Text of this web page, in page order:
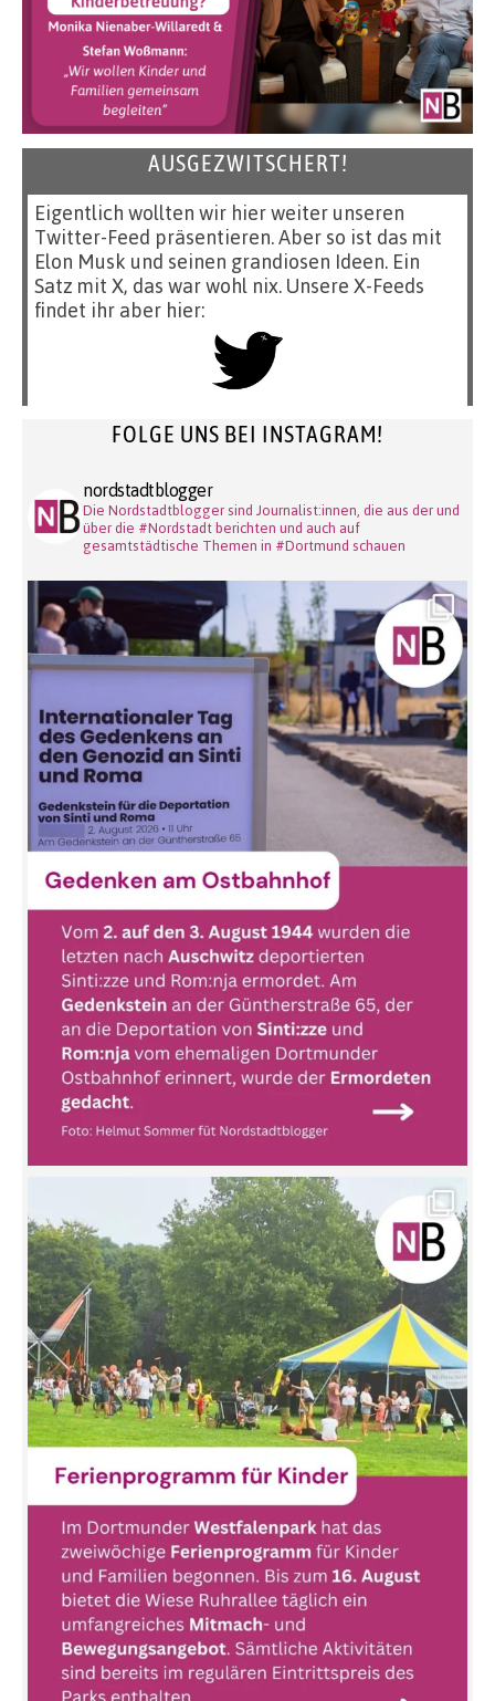
AUSGEZWITSCHERT!
Eigentlich wollten wir hier weiter unseren
Twitter-Feed präsentieren. Aber so ist das mit
Elon Musk und seinen grandiosen Ideen. Ein
Satz mit X, das war wohl nix. Unsere X-Feeds
findet ihr aber hier:
FOLGE UNS BEI INSTAGRAM!
nordstadtblogger
Die Nordstadtblogger sind Journalist:innen, die aus der und
über die #Nordstadt berichten und auch auf
gesamtstädtische Themen in #Dortmund schauen